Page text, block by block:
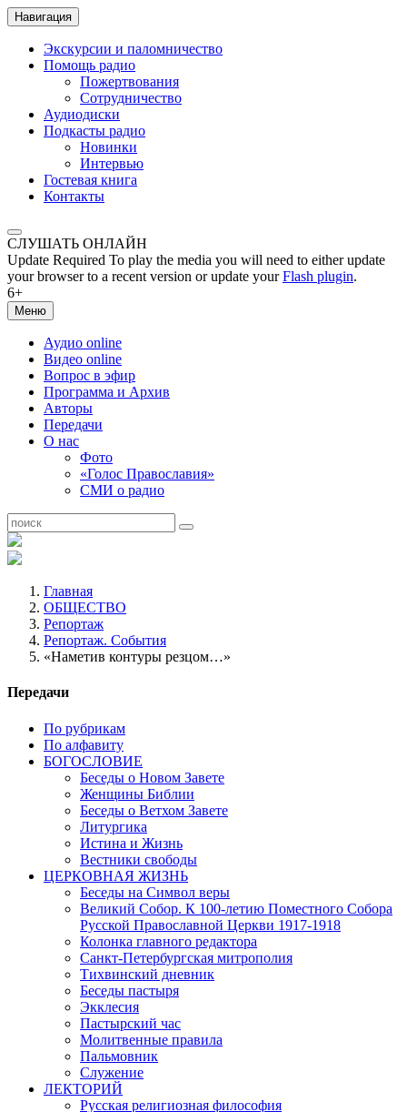
Навигация
Экскурсии и паломничество
Помощь радио
Пожертвования
Сотрудничество
Аудиодиски
Подкасты радио
Новинки
Интервью
Гостевая книга
Контакты
СЛУШАТЬ ОНЛАЙН
Update Required To play the media you will need to either update
your browser to a recent version or update yourFlash plugin.
6+
Меню
Аудио online
Видео online
Вопрос в эфир
Программа и Архив
Авторы
Передачи
О нас
Фото
«Голос Православия»
СМИ о радио
Главная
ОБЩЕСТВО
Репортаж
Репортаж. События
«Наметив контуры резцом…»
Передачи
По рубрикам
По алфавиту
БОГОСЛОВИЕ
Беседы о Новом Завете
Женщины Библии
Беседы о Ветхом Завете
Литургика
Истина и Жизнь
Вестники свободы
ЦЕРКОВНАЯ ЖИЗНЬ
Беседы на Символ веры
Великий Собор. К 100-летию Поместного Собора
Русской Православной Церкви 1917-1918
Колонка главного редактора
Санкт-Петербургская митрополия
Тихвинский дневник
Беседы пастыря
Экклесия
Пастырский час
Молитвенные правила
Пальмовник
Служение
ЛЕКТОРИЙ
Русская религиозная философия